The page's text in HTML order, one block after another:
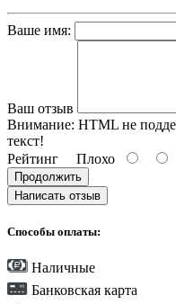
Ваше имя:
Ваш отзыв
Внимание: HTML не
текст!
Рейтинг Плохо
Продолжить
Написать отзыв
Способы оплаты:
Наличные
Банковская карта